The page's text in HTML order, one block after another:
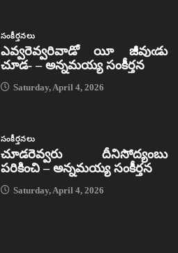
సంకీర్తనలు
ఎవ్వరెవ్వరివాడో యీ జీవుఁడు
చూడ- – అన్నమయ్య సంకీర్తన
Saturday, April 4, 2026
సంకీర్తనలు
చూడరెవ్వరు దీనిసోద్యంబు
పరికించి – అన్నమయ్య సంకీర్తన
Saturday, April 4, 2026